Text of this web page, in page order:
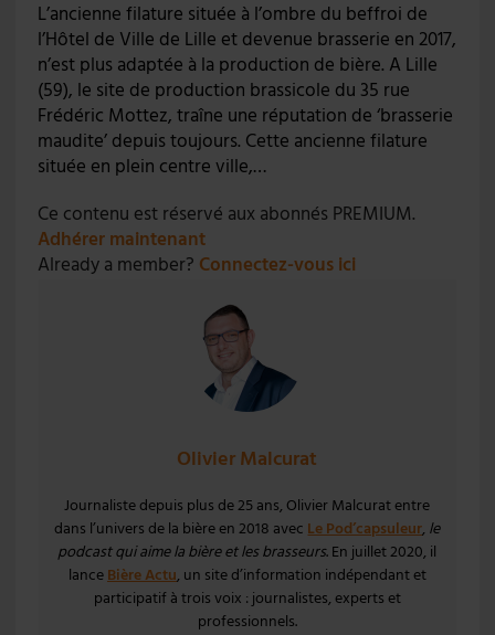
L’ancienne filature située à l’ombre du beffroi de
l’Hôtel de Ville de Lille et devenue brasserie en 2017,
n’est plus adaptée à la production de bière. A Lille
(59), le site de production brassicole du 35 rue
Frédéric Mottez, traîne une réputation de ‘brasserie
maudite’ depuis toujours. Cette ancienne filature
située en plein centre ville,…
Ce contenu est réservé aux abonnés PREMIUM.
Adhérer maintenant
Already a member? Connectez-vous ici
Olivier Malcurat
Journaliste depuis plus de 25 ans, Olivier Malcurat entre
dans l’univers de la bière en 2018 avecLe Pod’capsuleur, le
podcast qui aime la bière et les brasseurs. En juillet 2020, il
lanceBière Actu, un site d’information indépendant et
participatif à trois voix : journalistes, experts et
professionnels.